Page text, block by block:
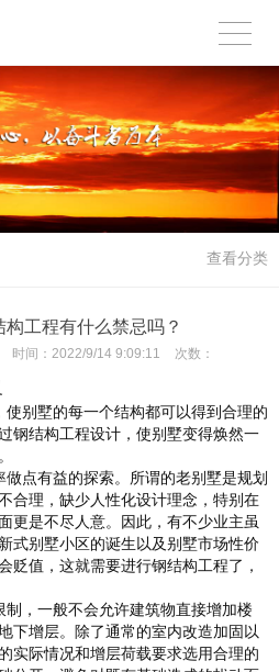
查看分类
工程有什么禁忌吗？
时间： 2022/9/14 9:09:11 次数：
别墅的每一个结构都可以得到合理的
钢结构工程设计，使别墅变得焕然一
点有益的探索。所谓的老别墅是规划
合理，缺少人性化设计理念，特别在
更是不尽人意。因此，有不少业主虽
式别墅小区的诞生以及别墅市场性价
贬值，这就需要进行钢结构工程了，
制，一般不会允许建筑物直接增加楼
下增层。除了通常的室内改造加固以
实际情况和增层荷载要求选用合理的